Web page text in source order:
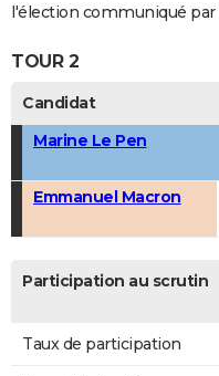
Bricolage
Lifestyle
Culture
Sport
Auto
Television
Voyage
Cinema
l'élection communiqué
TOUR 2
Candidat
Marine Le Pen
Emmanuel Macron
Participation au scrutin
Taux de participation